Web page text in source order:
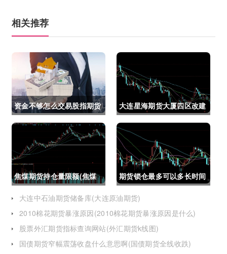
相关推荐
资金不够怎么交易股指期货
(资金不够怎么交易股指期
货呢)
大连星海期货大厦四区改建
(大连星海广场期货大厦)
焦煤期货持仓量限额(焦煤
期货持仓量限额是多少)
期货锁仓最多可以多长时间
(期货锁仓最多可以多长时
间卖出)
大连中石油期货储备库(大连原油期货)
2010棉花期货暴涨原因(2010棉花期货暴涨原因是什么)
股票外汇期货指标查询网站(外汇期货k线图)
国债期货窄幅震荡收盘什么意思啊(国债期货全线收跌)